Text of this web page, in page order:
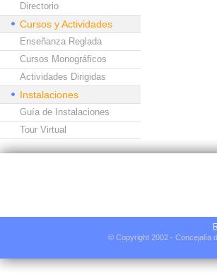
Directorio
Cursos y Actividades
Enseñanza Reglada
Cursos Monográficos
Actividades Dirigidas
Instalaciones
Guía de Instalaciones
Tour Virtual
© Copyright 2002 - Concejalía